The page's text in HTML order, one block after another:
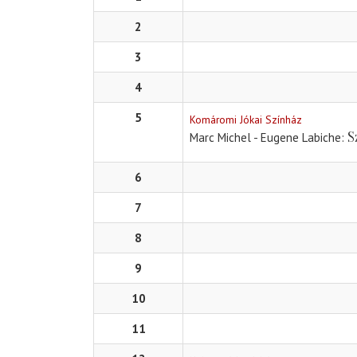
2
3
4
5
Komáromi Jókai Színház
Marc Michel - Eugene Labiche
6
7
8
9
10
11